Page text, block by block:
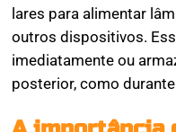
lares para alimentar
outros dispositivos.
imediatamente ou
posterior, como